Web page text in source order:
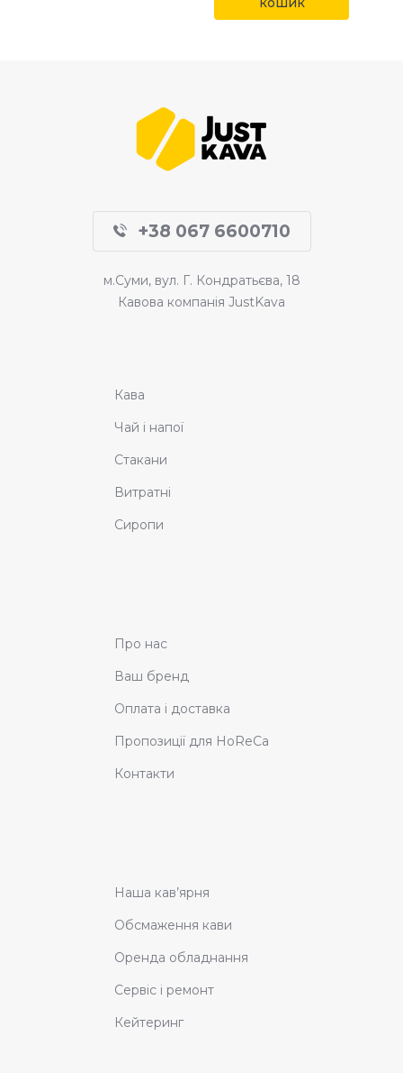
+38 067 6600710
м.Суми, вул. Г. Кондратьєва, 18
Кавова компанія JustKava
Кава
Чай і напої
Стакани
Витратні
Сиропи
Про нас
Ваш бренд
Оплата і доставка
Пропозиції для HoReCa
Контакти
Наша кав’ярня
Обсмаження кави
Оренда обладнання
Сервіс і ремонт
Кейтеринг